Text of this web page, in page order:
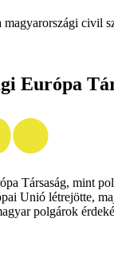
civil
Európa
Társaság, mint
Unió létrejötte,
polgárok